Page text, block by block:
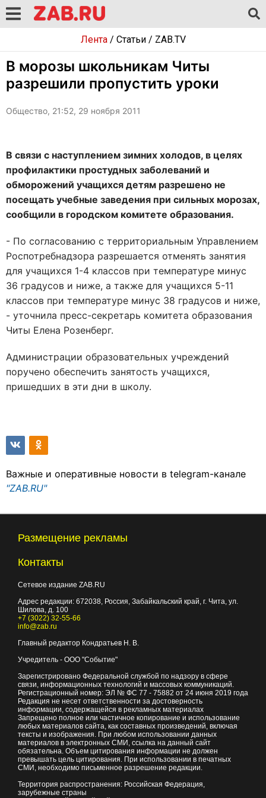
Лента/ Статьи/ ZAB.TV
В морозы школьникам Читы
разрешили пропустить уроки
Общество, 21:52, 29 ноября 2011
В связи с наступлением зимних холодов, в целях
профилактики простудных заболеваний и
обморожений учащихся детям разрешено не
посещать учебные заведения при сильных морозах,
сообщили в городском комитете образования.
- По согласованию с территориальным Управлением
Роспотребнадзора разрешается отменять занятия
для учащихся 1-4 классов при температуре минус
36 градусов и ниже, а также для учащихся 5-11
классов при температуре минус 38 градусов и ниже,
- уточнила пресс-секретарь комитета образования
Читы Елена Розенберг.
Администрации образовательных учреждений
поручено обеспечить занятость учащихся,
пришедших в эти дни в школу.
Важные и оперативные новости в telegram-канале
"ZAB.RU"
Размещение рекламы
Контакты
Сетевое издание ZAB.RU
Адрес редакции: 672038, Россия, Забайкальский край, г. Чита, ул.
Шилова, д. 100
+7 (3022) 32-55-66
info@zab.ru
Главный редактор Кондратьев Н. В.
Учредитель - ООО "Событие"
Зарегистрировано Федеральной службой по надзору в сфере
связи, информационных технологий и массовых коммуникаций.
Регистрационный номер: ЭЛ № ФС 77 - 75882 от 24 июня 2019 года
Редакция не несет ответственности за достоверность
информации, содержащейся в рекламных материалах
Запрещено полное или частичное копирование и использование
любых материалов сайта, как составных произведений, включая
тексты и изображения. При любом использовании данных
материалов в электронных СМИ, ссылка на данный сайт
обязательна. Объем цитирования информации не должен
превышать цель цитирования. При использовании в печатных
СМИ, необходимо письменное разрешение редакции.
Территория распространения: Российская Федерация,
зарубежные страны